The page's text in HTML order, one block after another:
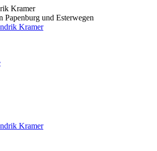
Kramer
Papenburg und Esterwegen